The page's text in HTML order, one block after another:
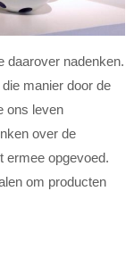
daarover nadenken.
manier door de
ons leven
over de
ermee opgevoed.
om producten